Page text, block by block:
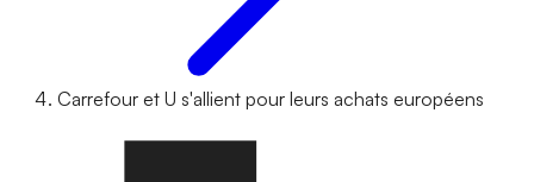
Carrefour et U s'allient pour leurs achats européens